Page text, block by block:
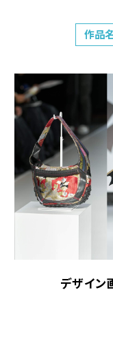
作品
デザイン